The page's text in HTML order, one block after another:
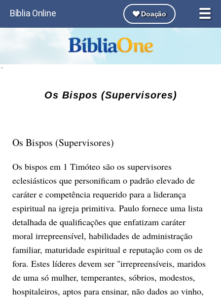
☰
Bíblia Online Doação
´
Os Bispos (Supervisores)
Os Bispos (Supervisores)
Os bispos em 1 Timóteo são os supervisores
eclesiásticos que personificam o padrão elevado de
caráter e competência requerido para a liderança
espiritual na igreja primitiva. Paulo fornece uma lista
detalhada de qualificações que enfatizam caráter
moral irrepreensível, habilidades de administração
familiar, maturidade espiritual e reputação com os de
fora. Estes líderes devem ser "irrepreensíveis, maridos
de uma só mulher, temperantes, sóbrios, modestos,
hospitaleiros, aptos para ensinar, não dados ao vinho,